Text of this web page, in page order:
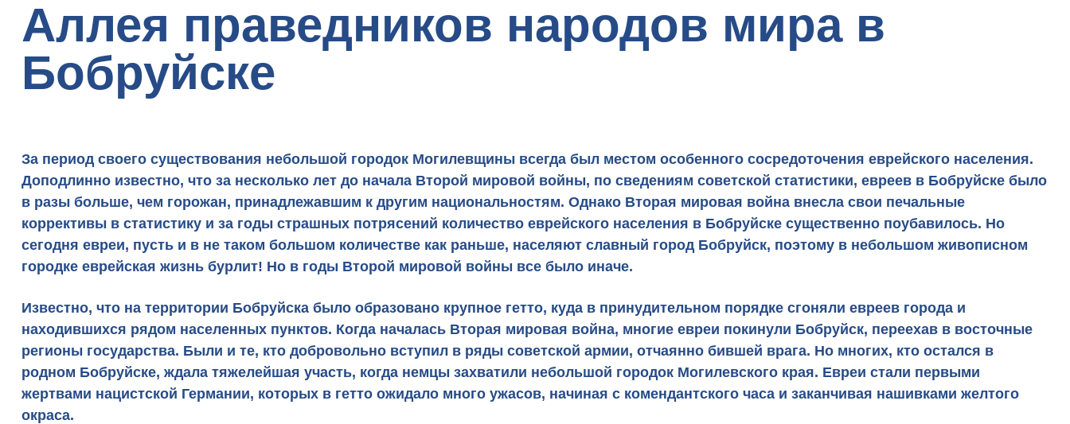
Аллея праведников народов мира в
Бобруйске
За период своего существования небольшой городок Могилевщины всегда был местом особенного сосредоточения еврейского населения.
Доподлинно известно, что за несколько лет до начала Второй мировой войны, по сведениям советской статистики, евреев в Бобруйске было
в разы больше, чем горожан, принадлежавшим к другим национальностям. Однако Вторая мировая война внесла свои печальные
коррективы в статистику и за годы страшных потрясений количество еврейского населения в Бобруйске существенно поубавилось. Но
сегодня евреи, пусть и в не таком большом количестве как раньше, населяют славный город Бобруйск, поэтому в небольшом живописном
городке еврейская жизнь бурлит! Но в годы Второй мировой войны все было иначе.
Известно, что на территории Бобруйска было образовано крупное гетто, куда в принудительном порядке сгоняли евреев города и
находившихся рядом населенных пунктов. Когда началась Вторая мировая война, многие евреи покинули Бобруйск, переехав в восточные
регионы государства. Были и те, кто добровольно вступил в ряды советской армии, отчаянно бившей врага. Но многих, кто остался в
родном Бобруйске, ждала тяжелейшая участь, когда немцы захватили небольшой городок Могилевского края. Евреи стали первыми
жертвами нацистской Германии, которых в гетто ожидало много ужасов, начиная с комендантского часа и заканчивая нашивками желтого
окраса.